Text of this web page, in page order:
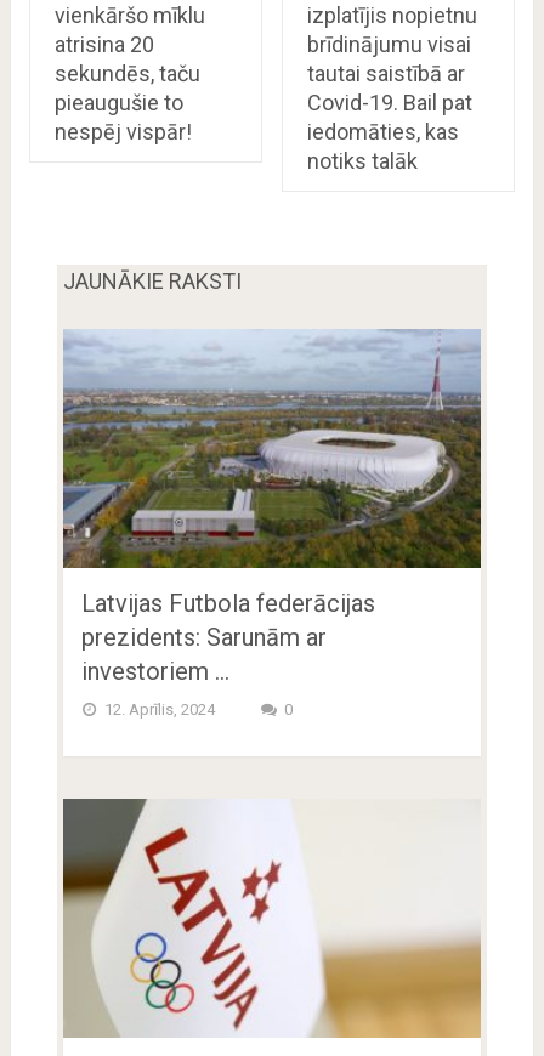
vienkāršo mīklu
atrisina 20
sekundēs, taču
pieaugušie to
nespēj vispār!
izplatījis nopietnu
brīdinājumu visai
tautai saistībā ar
Covid-19. Bail pat
iedomāties, kas
notiks talāk
JAUNĀKIE RAKSTI
Latvijas Futbola federācijas
prezidents: Sarunām ar
investoriem …
12. Aprīlis, 2024 0